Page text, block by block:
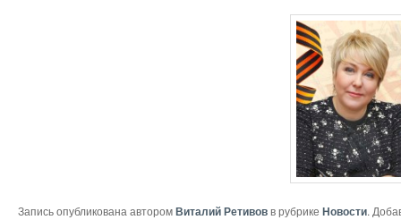
Запись опубликована авторомВиталий Ретивовв рубрике Новости.